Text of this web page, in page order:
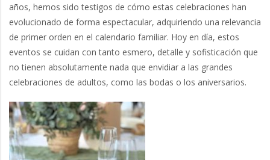
años, hemos sido testigos de cómo estas celebraciones han
evolucionado de forma espectacular, adquiriendo una relevancia
de primer orden en el calendario familiar. Hoy en día, estos
eventos se cuidan con tanto esmero, detalle y sofisticación que
no tienen absolutamente nada que envidiar a las grandes
celebraciones de adultos, como las bodas o los aniversarios.